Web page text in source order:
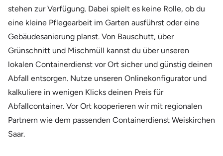
stehen zur Verfügung. Dabei spielt es keine Rolle, ob du
eine kleine Pflegearbeit im Garten ausführst oder eine
Gebäudesanierung planst. Von Bauschutt, über
Grünschnitt und Mischmüll kannst du über unseren
lokalen Containerdienst vor Ort sicher und günstig deinen
Abfall entsorgen. Nutze unseren Onlinekonfigurator und
kalkuliere in wenigen Klicks deinen Preis für
Abfallcontainer. Vor Ort kooperieren wir mit regionalen
Partnern wie dem passenden Containerdienst Weiskirchen
Saar.